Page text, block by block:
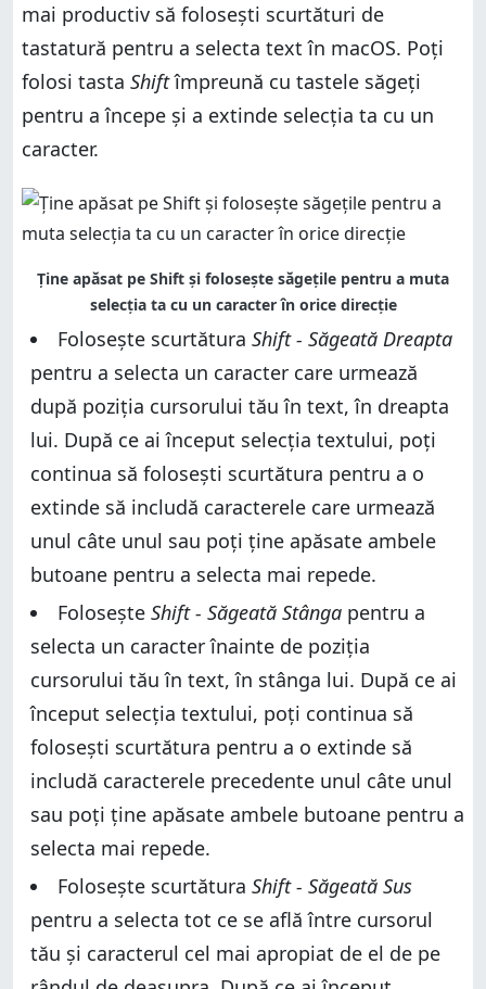
mai productiv să folosești scurtături de
tastatură pentru a selecta text în macOS. Poți
folosi tasta Shiftîmpreună cu tastele săgeți
pentru a începe și a extinde selecția ta cu un
caracter.
Ține apăsat pe Shift și folosește săgețile pentru a muta
selecția ta cu un caracter în orice direcție
Folosește scurtătura Shift - Săgeată Dreapta
pentru a selecta un caracter care urmează
după poziția cursorului tău în text, în dreapta
lui. După ce ai început selecția textului, poți
continua să folosești scurtătura pentru a o
extinde să includă caracterele care urmează
unul câte unul sau poți ține apăsate ambele
butoane pentru a selecta mai repede.
Folosește Shift - Săgeată Stânga pentru a
selecta un caracter înainte de poziția
cursorului tău în text, în stânga lui. După ce ai
început selecția textului, poți continua să
folosești scurtătura pentru a o extinde să
includă caracterele precedente unul câte unul
sau poți ține apăsate ambele butoane pentru a
selecta mai repede.
Folosește scurtătura Shift - Săgeată Sus
pentru a selecta tot ce se află între cursorul
tău și caracterul cel mai apropiat de el de pe